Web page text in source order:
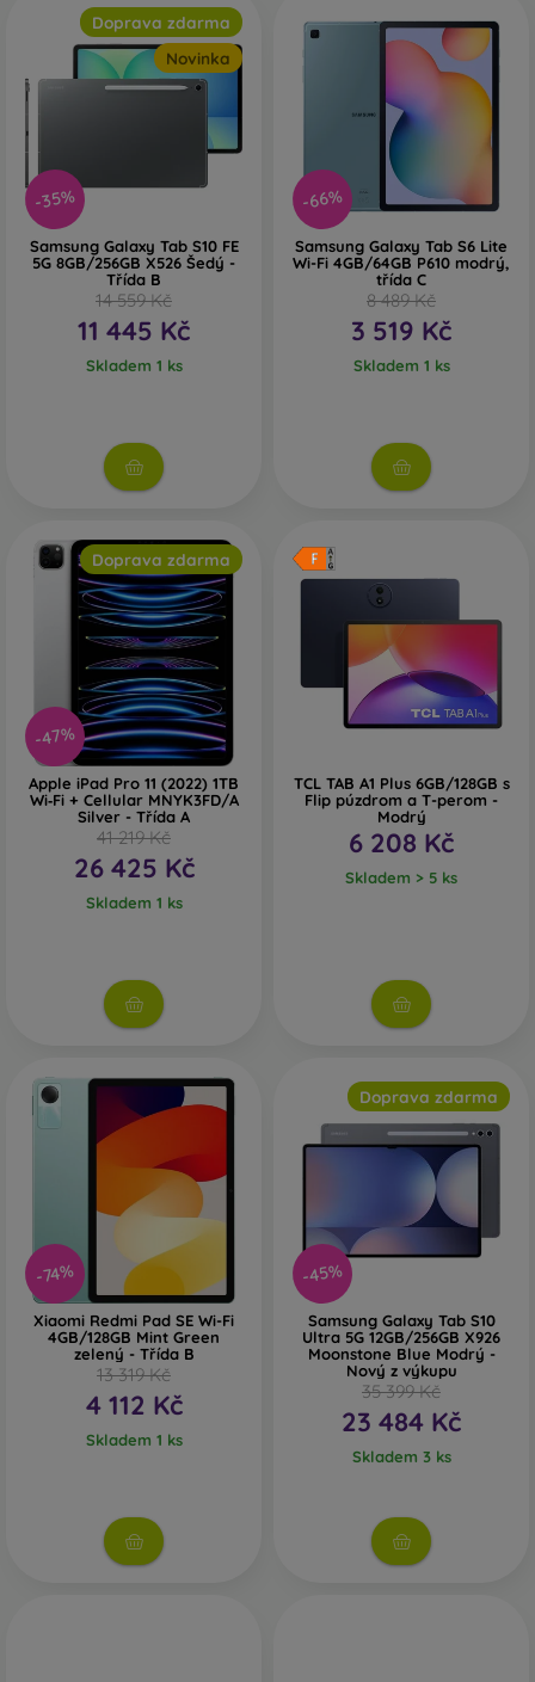
-35%
Doprava zdarma
Novinka
Samsung Galaxy Tab S10 FE
5G 8GB/256GB X526 Šedý -
Třída B
14 559 Kč
11 445 Kč
Skladem 1 ks
-66%
Samsung Galaxy Tab S6 Lite
Wi-Fi 4GB/64GB P610 modrý,
třída C
8 489 Kč
3 519 Kč
Skladem 1 ks
-47%
Doprava zdarma
Apple iPad Pro 11 (2022) 1TB
Wi‑Fi + Cellular MNYK3FD/A
Silver - Třída A
41 219 Kč
26 425 Kč
Skladem 1 ks
TCL TAB A1 Plus 6GB/128GB s
Flip púzdrom a T-perom -
Modrý
6 208 Kč
Skladem > 5 ks
-74%
Xiaomi Redmi Pad SE Wi-Fi
4GB/128GB Mint Green
zelený - Třída B
13 319 Kč
4 112 Kč
Skladem 1 ks
-45%
Doprava zdarma
Samsung Galaxy Tab S10
Ultra 5G 12GB/256GB X926
Moonstone Blue Modrý -
Nový z výkupu
35 399 Kč
23 484 Kč
Skladem 3 ks